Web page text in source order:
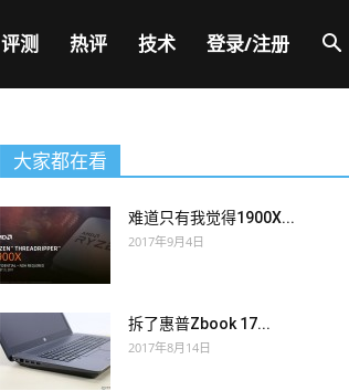
评测 热评 技术 登录/注册
大家都在看
难道只有我觉得1900X...
2017年9月4日
拆了惠普Zbook 17...
2017年8月14日